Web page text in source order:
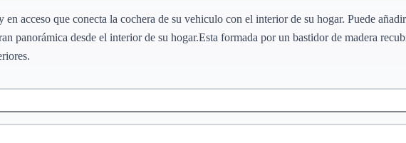
acceso que conecta la cochera de su vehiculo con el interior de su hogar. Puede
panorámica desde el interior de su hogar.Esta formada por un bastidor de madera